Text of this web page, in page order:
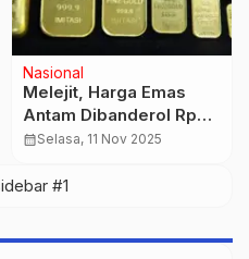
Nasional
Bea Keluar Batu Bara
Berlaku 1 Januari 2026,
Kemenkeu Targetkan
Rp20 Triliun
calendar_monthKamis, 18 Des 2025